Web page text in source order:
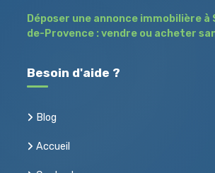
Déposer une annonce immobilière à
de-Provence : vendre ou acheter
Besoin d'aide ?
Blog
Accueil